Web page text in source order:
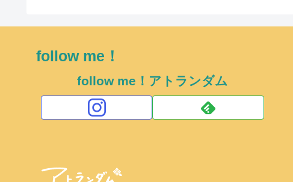
follow me！
follow me！アトランダム